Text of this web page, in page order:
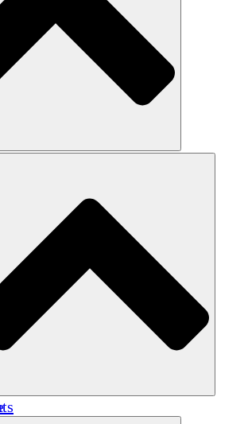
sostenible
de terremotos
de la mujer
y estudiantes
cultural y diálogo
de capacidades
de carbono